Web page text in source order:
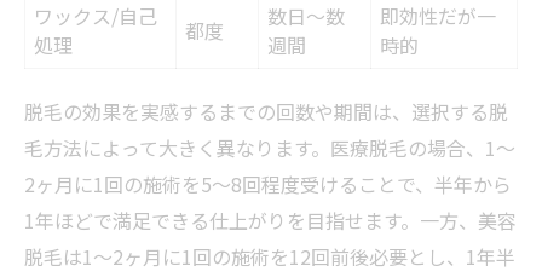
ワックス/自己
処理
都度
数日～数
週間
即効性だが一
時的
脱毛の効果を実感するまでの回数や期間は、選択する脱
毛方法によって大きく異なります。医療脱毛の場合、1～
2ヶ月に1回の施術を5～8回程度受けることで、半年から
1年ほどで満足できる仕上がりを目指せます。一方、美容
脱毛は1～2ヶ月に1回の施術を12回前後必要とし、1年半